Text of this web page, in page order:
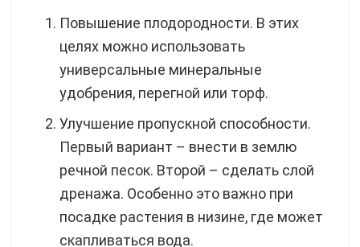
Повышение плодородности. В этих
целях можно использовать
универсальные минеральные
удобрения, перегной или торф.
Улучшение пропускной способности.
Первый вариант – внести в землю
речной песок. Второй – сделать слой
дренажа. Особенно это важно при
посадке растения в низине, где может
скапливаться вода.